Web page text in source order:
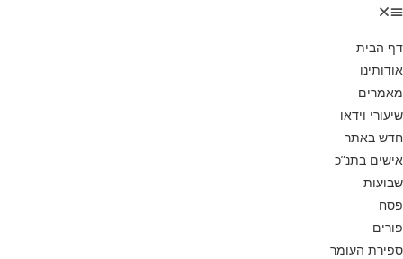
דף הבית
אודותינו
מאמרים
שיעורי וידאו
חדש באתר
אישים בתנ”כ
שבועות
פסח
פורים
ספירת העומר